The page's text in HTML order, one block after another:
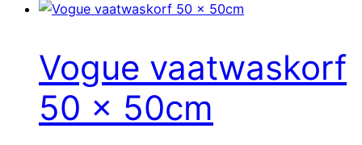
Vogue vaatwaskorf
50 x 50cm